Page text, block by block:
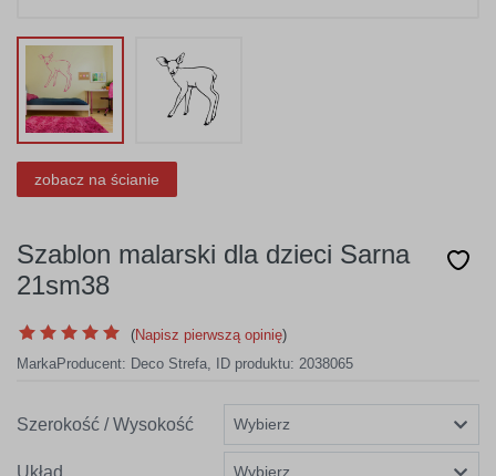
zobacz na ścianie
Szablon malarski dla dzieci Sarna
21sm38
(Napisz pierwszą opinię)
MarkaProducent: Deco Strefa, ID produktu: 2038065
Szerokość / Wysokość
Układ